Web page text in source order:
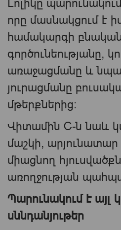
Լոլիկը
որը մասնակցում է
համակարգի
գործունեությանը,
առաջացմանը և
յուրացմանը
մթերքներից։
Վիտամին C-ն նաև
մաշկի,
միացնող
առողջության
Պարունակում է այլ
սննդանյութեր